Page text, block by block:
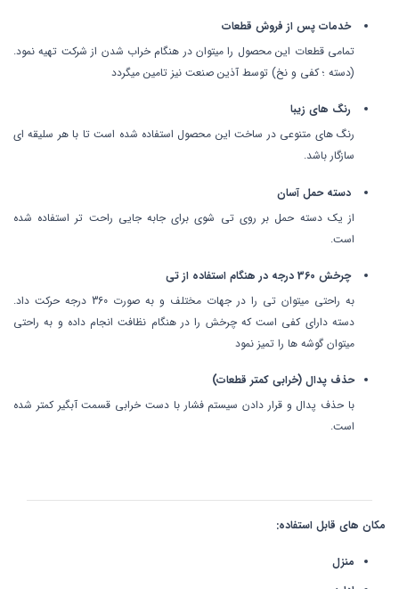
خدمات پس از فروش قطعات
تمامی قطعات این محصول را میتوان در هنگام خراب شدن از شرکت تهیه نمود.
(دسته ؛ کفی و نخ) توسط آذین صنعت نیز تامین میگردد
رنگ های زیبا
رنگ های متنوعی در ساخت این محصول استفاده شده است تا با هر سلیقه ای
سازگار باشد.
دسته حمل آسان
از یک دسته حمل بر روی تی شوی برای جابه جایی راحت تر استفاده شده
است.
چرخش 360 درجه در هنگام استفاده از تی
به راحتی میتوان تی را در جهات مختلف و به صورت 360 درجه حرکت داد.
دسته دارای کفی است که چرخش را در هنگام نظافت انجام داده و به راحتی
میتوان گوشه ها را تمیز نمود
حذف پدال (خرابی کمتر قطعات)
با حذف پدال و قرار دادن سیستم فشار با دست خرابی قسمت آبگیر کمتر شده
است.
مکان های قابل استفاده:
منزل